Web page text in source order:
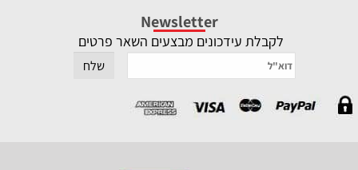
Newsletter
לקבלת עידכונים מבצעים השאר פרטים